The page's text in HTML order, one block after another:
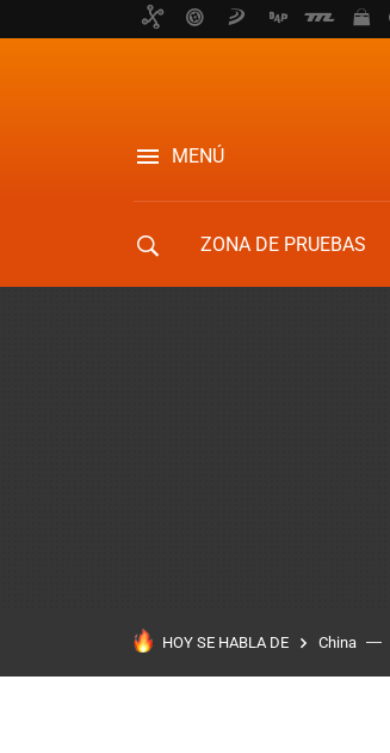
MENÚ
ZONA DE PRUEBAS
HOY SE HABLA DE China